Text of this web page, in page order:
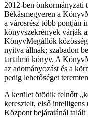
2012-ben önkormányzati
Békásmegyeren a
a városrész több pontján
könyvszekrények várják
KönyvMegállók
nyitva állnak; szabadon
tartalmú könyv. A
az adományozást és a
pedig lehetőséget
A kerület ötödik felnőtt
keresztelt, első
Központ bejáratánál talált